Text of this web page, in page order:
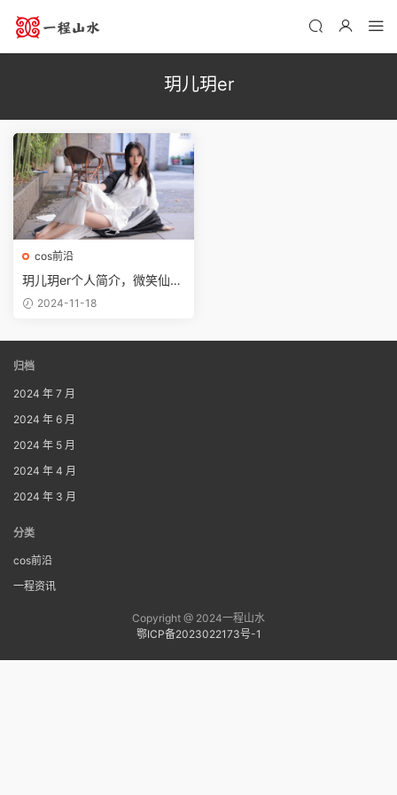
玥儿玥er
cos前沿
玥儿玥er个人简介，微笑仙女
的写真作品鉴赏
2024-11-18
归档
2024 年 7 月
2024 年 6 月
2024 年 5 月
2024 年 4 月
2024 年 3 月
分类
cos前沿
一程资讯
Copyright @ 2024一程山水
鄂ICP备2023022173号-1